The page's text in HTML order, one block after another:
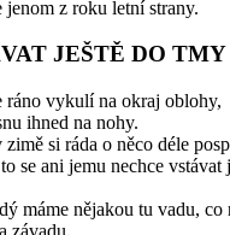
jenom z roku letní strany.
JEŠTĚ DO TMY
ráno vykulí na okraj oblohy,
ihned na nohy.
zimě si ráda o něco déle
se ani jemu nechce vstávat
máme nějakou tu vadu, co